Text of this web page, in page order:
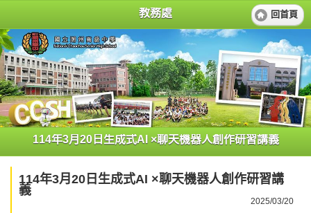
教務處 回首頁
114年3月20日生成式AI ×聊天機器人創作研習講義
114年3月20日生成式AI ×聊天機器人創作研習講
義
2025/03/20